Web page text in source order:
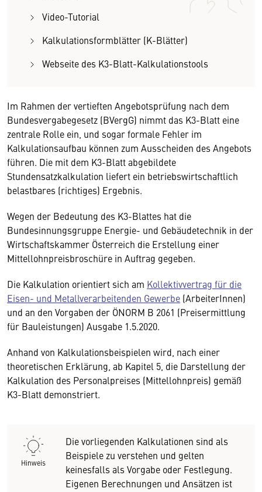
Video-Tutorial
Kalkulationsformblätter (K-Blätter)
Webseite des K3-Blatt-Kalkulationstools
Im Rahmen der vertieften Angebotsprüfung nach dem
Bundesvergabegesetz (BVergG) nimmt das K3-Blatt eine
zentrale Rolle ein, und sogar formale Fehler im
Kalkulationsaufbau können zum Ausscheiden des Angebots
führen. Die mit dem K3-Blatt abgebildete
Stundensatzkalkulation liefert ein betriebswirtschaftlich
belastbares (richtiges) Ergebnis.
Wegen der Bedeutung des K3-Blattes hat die
Bundesinnungsgruppe Energie- und Gebäudetechnik in der
Wirtschaftskammer Österreich die Erstellung einer
Mittellohnpreisbroschüre in Auftrag gegeben.
Die Kalkulation orientiert sich am Kollektivvertrag für die
Eisen- und Metallverarbeitenden Gewerbe (ArbeiterInnen)
und an den Vorgaben der ÖNORM B 2061 (Preisermittlung
für Bauleistungen) Ausgabe 1.5.2020.
Anhand von Kalkulationsbeispielen wird, nach einer
theoretischen Erklärung, ab Kapitel 5, die Darstellung der
Kalkulation des Personalpreises (Mittellohnpreis) gemäß
K3-Blatt demonstriert.
Hinweis
Die vorliegenden Kalkulationen sind als
Beispiele zu verstehen und gelten
keinesfalls als Vorgabe oder Festlegung.
Eigenen Berechnungen und Ansätzen ist